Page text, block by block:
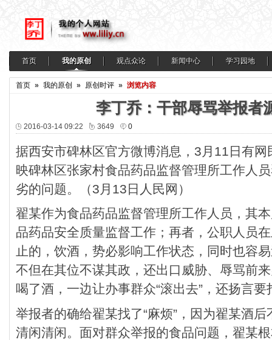
首页 我的原创 观点众论 新闻中心 学习园地
首页 » 我的原创 » 原创时评 » 浏览内容
李丁乔：干部辱骂举报者
2016-03-14 09:22 3649 0
据西安市碑林区官方微博消息，3月11日有
映碑林区张家村食品药品监督管理所工作人
劣的问题。（3月13日人民网）
翟某作为食品药品监督管理所工作人员，其
品药品安全质量监督工作；再者，公职人员
止的，饮酒，势必影响工作状态，同时也容
不但在其位不谋其政，还出口威胁、辱骂前
喝了酒，一边让办事群众“滚出去”，还扬言要
举报者的确给翟某找了“麻烦”，因为翟某酒
清闲清闲。面对群众举报的食品问题，翟某